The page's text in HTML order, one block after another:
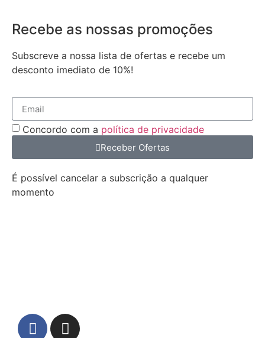
Recebe as nossas promoções
Subscreve a nossa lista de ofertas e recebe um
desconto imediato de 10%!
Concordo com a política de privacidade
Receber Ofertas
É possível cancelar a subscrição a qualquer
momento